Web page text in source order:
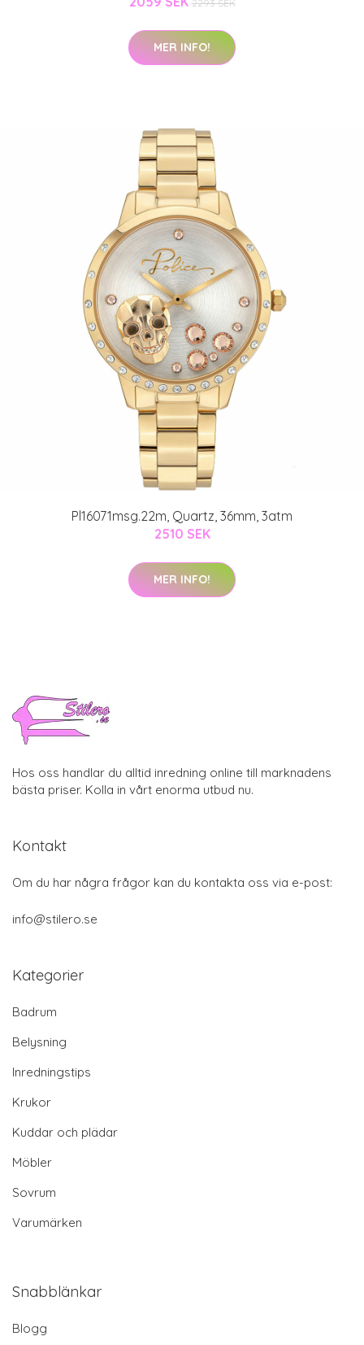
2293 SEK
MER INFO!
Pl16071msg.22m, Quartz, 36mm, 3atm
2510 SEK
MER INFO!
Hos oss handlar du alltid inredning online till marknadens
bästa priser. Kolla in vårt enorma utbud nu.
Kontakt
Om du har några frågor kan du kontakta oss via e-post:
info@stilero.se
Kategorier
Badrum
Belysning
Inredningstips
Krukor
Kuddar och plädar
Möbler
Sovrum
Varumärken
Snabblänkar
Blogg